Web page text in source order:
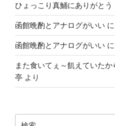
ひょっこり真鯒にありがとう
函館晩酌とアナログがいい に
函館晩酌とアナログがいい に
また食いてぇ～飢えていたか
亭 より